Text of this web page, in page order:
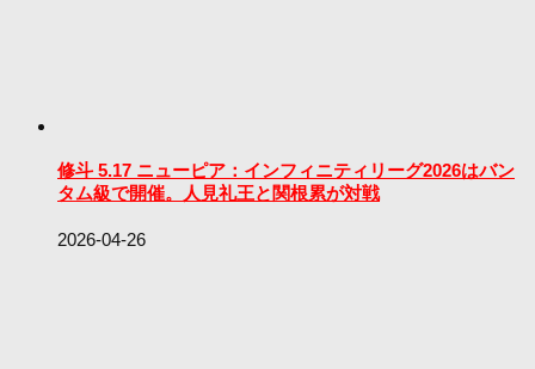
修斗 5.17 ニューピア：インフィニティリーグ2026はバン
タム級で開催。人見礼王と関根累が対戦
2026-04-26